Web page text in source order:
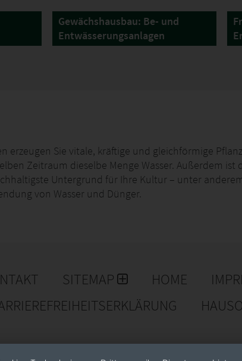
Gewächshausbau: Be- und
Entwässerungsanlagen
erzeugen Sie vitale, kräftige und gleichförmige
Zeitraum dieselbe Menge Wasser. Außerdem ist
Untergrund für Ihre Kultur – unter
von Wasser und Dünger.
SITEMAP HOME